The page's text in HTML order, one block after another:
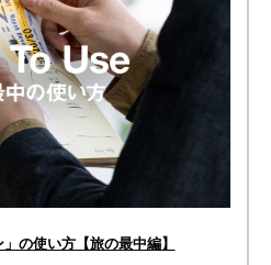
の使い方【旅の最中編】